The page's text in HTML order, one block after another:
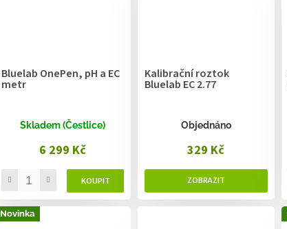
Bluelab OnePen, pH a EC
metr
Skladem (Čestlice)
6 299 Kč
Kalibrační roztok
Bluelab EC 2.77
Objednáno
329 Kč
Novinka